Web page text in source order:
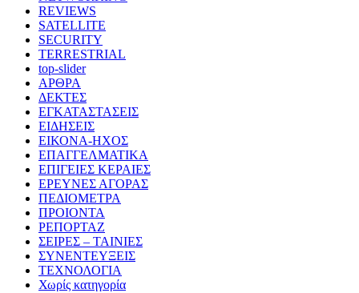
REVIEWS
SATELLITE
SECURITY
TERRESTRIAL
top-slider
ΑΡΘΡΑ
ΔΕΚΤΕΣ
ΕΓΚΑΤΑΣΤΑΣΕΙΣ
ΕΙΔΗΣΕΙΣ
ΕΙΚΟΝΑ-ΗΧΟΣ
ΕΠΑΓΓΕΛΜΑΤΙΚΑ
ΕΠΙΓΕΙΕΣ ΚΕΡΑΙΕΣ
ΕΡΕΥΝΕΣ ΑΓΟΡΑΣ
ΠΕΔΙΟΜΕΤΡΑ
ΠΡΟΙΟΝΤΑ
ΡΕΠΟΡΤΑΖ
ΣΕΙΡΕΣ – ΤΑΙΝΙΕΣ
ΣΥΝΕΝΤΕΥΞΕΙΣ
ΤΕΧΝΟΛΟΓΙΑ
Χωρίς κατηγορία